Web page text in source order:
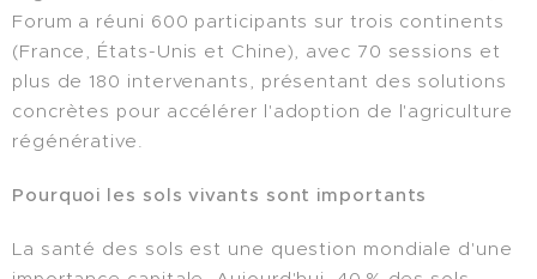
Forum a réuni 600 participants sur trois continents
(France, États-Unis et Chine), avec 70 sessions et
plus de 180 intervenants, présentant des solutions
concrètes pour accélérer l'adoption de l'agriculture
régénérative.
Pourquoi les sols vivants sont importants
La santé des sols est une question mondiale d'une